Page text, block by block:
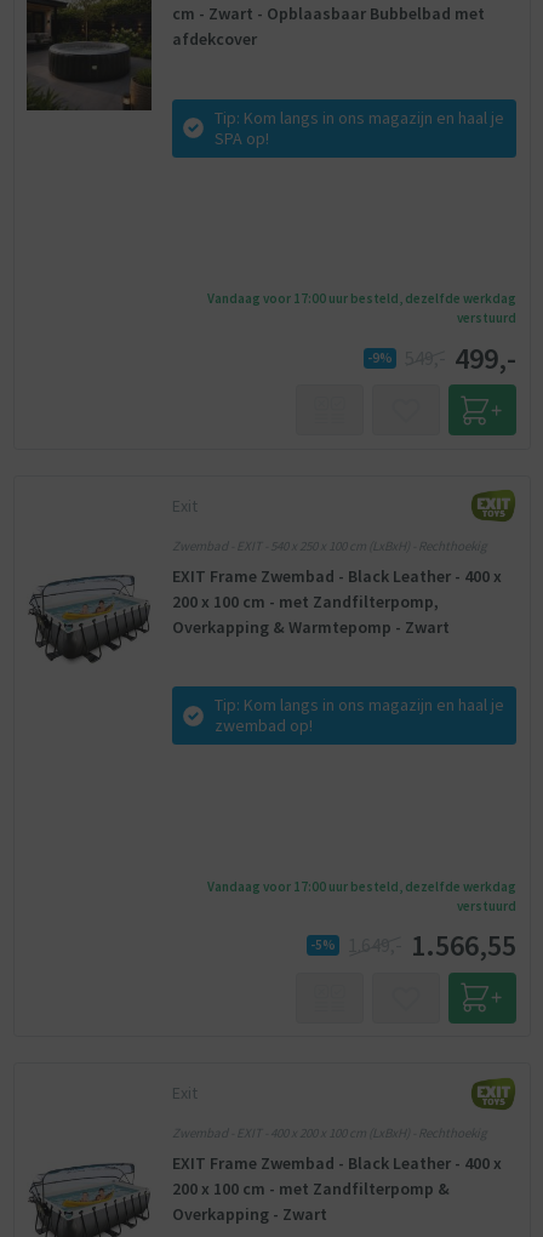
cm - Zwart - Opblaasbaar Bubbelbad met
afdekcover
Tip: Kom langs in ons magazijn en haal je
SPA op!
Vandaag voor 17:00 uur besteld, dezelfde werkdag
verstuurd
-9% 499,-
Exit
Zwembad - EXIT - 540 x 250 x 100 cm (LxBxH) - Rechthoekig
EXIT Frame Zwembad - Black Leather - 400 x
200 x 100 cm - met Zandfilterpomp,
Overkapping & Warmtepomp - Zwart
Tip: Kom langs in ons magazijn en haal je
zwembad op!
Vandaag voor 17:00 uur besteld, dezelfde werkdag
verstuurd
-5% 1.566,55
Exit
Zwembad - EXIT - 400 x 200 x 100 cm (LxBxH) - Rechthoekig
EXIT Frame Zwembad - Black Leather - 400 x
200 x 100 cm - met Zandfilterpomp &
Overkapping - Zwart